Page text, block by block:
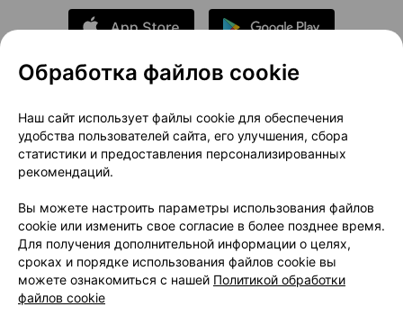
О проекте
Новости проекта
Размещение рекламы
Медицинский маркетинг
Публичный договор
Доставка
Способы оплаты
Вакансии
Партнеры
Написать руководителю 103.by
Написать в поддержку
Персональные настройки Cookie
Обработка файлов cookie
Наш сайт использует файлы cookie для обеспечения
удобства пользователей сайта, его улучшения, сбора
статистики и предоставления персонализированных
рекомендаций.
Вы можете настроить параметры использования файлов
cookie или изменить свое согласие в более позднее время.
Для получения дополнительной информации о целях,
сроках и порядке использования файлов cookie вы
можете ознакомиться с нашей Политикой обработки
файлов cookie